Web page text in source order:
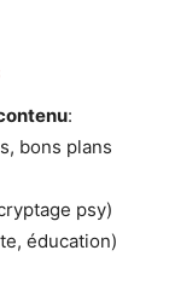
:
bons plans
psy)
éducation)